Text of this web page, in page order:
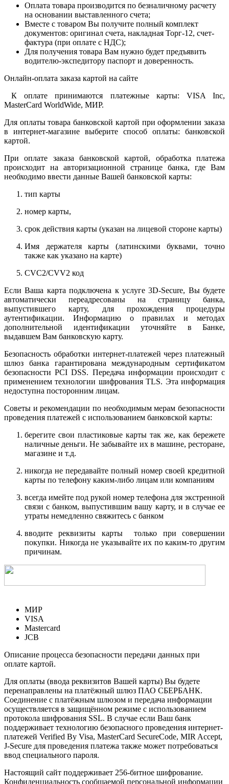
Оплата товара производится по безналичному расчету
на основании выставленного счета;
Вместе с товаром Вы получите полный комплект
документов: оригинал счета, накладная Торг-12, счет-
фактура (при оплате с НДС);
Для получения товара Вам нужно будет предъявить
водителю-экспедитору паспорт и доверенность.
Онлайн-оплата заказа картой на сайте
К оплате принимаются платежные карты: VISA Inc,
MasterCard WorldWide, МИР.
Для оплаты товара банковской картой при оформлении заказа
в интернет-магазине выберите способ оплаты: банковской
картой.
При оплате заказа банковской картой, обработка платежа
происходит на авторизационной странице банка, где Вам
необходимо ввести данные Вашей банковской карты:
тип карты
номер карты,
срок действия карты (указан на лицевой стороне карты)
Имя держателя карты (латинскими буквами, точно
также как указано на карте)
CVC2/CVV2 код
Если Ваша карта подключена к услуге 3D-Secure, Вы будете
автоматически переадресованы на страницу банка,
выпустившего карту, для прохождения процедуры
аутентификации. Информацию о правилах и методах
дополнительной идентификации уточняйте в Банке,
выдавшем Вам банковскую карту.
Безопасность обработки интернет-платежей через платежный
шлюз банка гарантирована международным сертификатом
безопасности PCI DSS. Передача информации происходит с
применением технологии шифрования TLS. Эта информация
недоступна посторонним лицам.
Советы и рекомендации по необходимым мерам безопасности
проведения платежей с использованием банковской карты:
берегите свои пластиковые карты так же, как бережете
наличные деньги. Не забывайте их в машине, ресторане,
магазине и т.д.
никогда не передавайте полный номер своей кредитной
карты по телефону каким-либо лицам или компаниям
всегда имейте под рукой номер телефона для экстренной
связи с банком, выпустившим вашу карту, и в случае ее
утраты немедленно свяжитесь с банком
вводите реквизиты карты только при совершении
покупки. Никогда не указывайте их по каким-то другим
причинам.
МИР
VISA
Mastercard
JCB
Описание процесса безопасности передачи данных при
оплате картой.
Для оплаты (ввода реквизитов Вашей карты) Вы будете
перенаправлены на платёжный шлюз ПАО СБЕРБАНК.
Соединение с платёжным шлюзом и передача информации
осуществляется в защищённом режиме с использованием
протокола шифрования SSL. В случае если Ваш банк
поддерживает технологию безопасного проведения интернет-
платежей Verified By Visa, MasterCard SecureCode, MIR Accept,
J-Secure для проведения платежа также может потребоваться
ввод специального пароля.
Настоящий сайт поддерживает 256-битное шифрование.
Конфиденциальность сообщаемой персональной информации